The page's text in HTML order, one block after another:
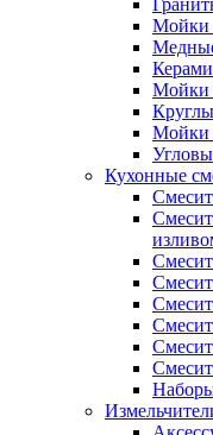
Мойки
Мойки
Мойки
Кухонные